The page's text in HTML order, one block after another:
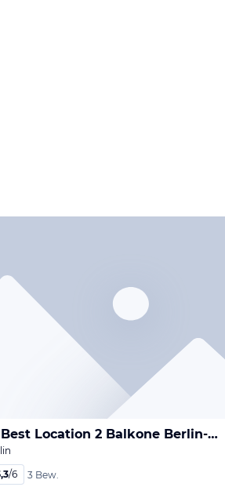
Maisonette Best Location 2 Balkone Berlin-Mitte
/6 3 Bew.